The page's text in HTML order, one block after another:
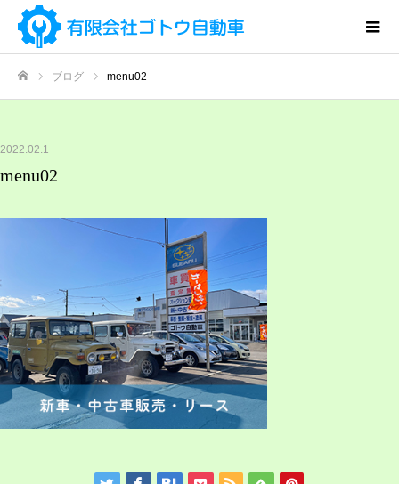
ブログ menu02
2022.02.1
menu02